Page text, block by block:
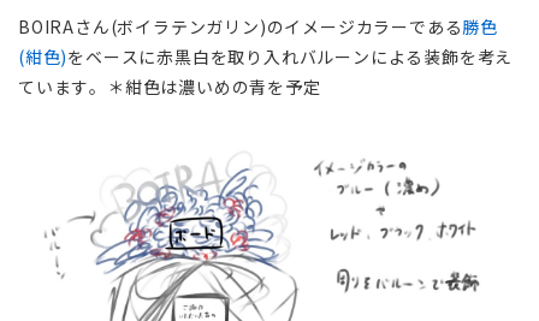
BOIRAさん(ボイラテンガリン)のイメージカラーである勝色
(紺色)をベースに赤黒白を取り入れバルーンによる装飾を考え
ています。＊紺色は濃いめの青を予定